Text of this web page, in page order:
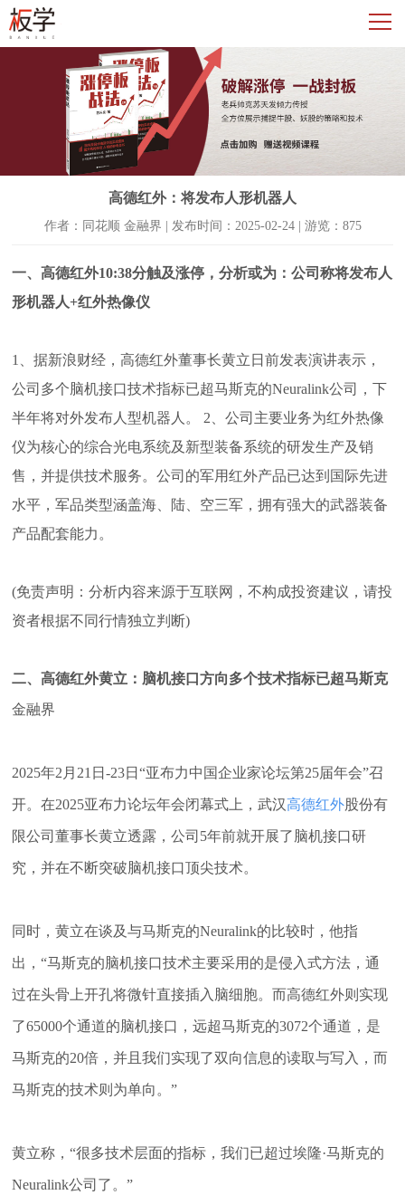
高德红外：将发布人形机器人
作者：同花顺 金融界 | 发布时间：2025-02-24 | 游览：875
一、高德红外10:38分触及涨停，分析或为：公司称将发布人
形机器人+红外热像仪
1、据新浪财经，高德红外董事长黄立日前发表演讲表示，
公司多个脑机接口技术指标已超马斯克的Neuralink公司，下
半年将对外发布人型机器人。 2、公司主要业务为红外热像
仪为核心的综合光电系统及新型装备系统的研发生产及销
售，并提供技术服务。公司的军用红外产品已达到国际先进
水平，军品类型涵盖海、陆、空三军，拥有强大的武器装备
产品配套能力。
(免责声明：分析内容来源于互联网，不构成投资建议，请投
资者根据不同行情独立判断)
二、高德红外黄立：脑机接口方向多个技术指标已超马斯克
金融界
2025年2月21日-23日“亚布力中国企业家论坛第25届年会”召
开。在2025亚布力论坛年会闭幕式上，武汉高德红外股份有
限公司董事长黄立透露，公司5年前就开展了脑机接口研
究，并在不断突破脑机接口顶尖技术。
同时，黄立在谈及与马斯克的Neuralink的比较时，他指
出，“马斯克的脑机接口技术主要采用的是侵入式方法，通
过在头骨上开孔将微针直接插入脑细胞。而高德红外则实现
了65000个通道的脑机接口，远超马斯克的3072个通道，是
马斯克的20倍，并且我们实现了双向信息的读取与写入，而
马斯克的技术则为单向。”
黄立称，“很多技术层面的指标，我们已超过埃隆·马斯克的
Neuralink公司了。”